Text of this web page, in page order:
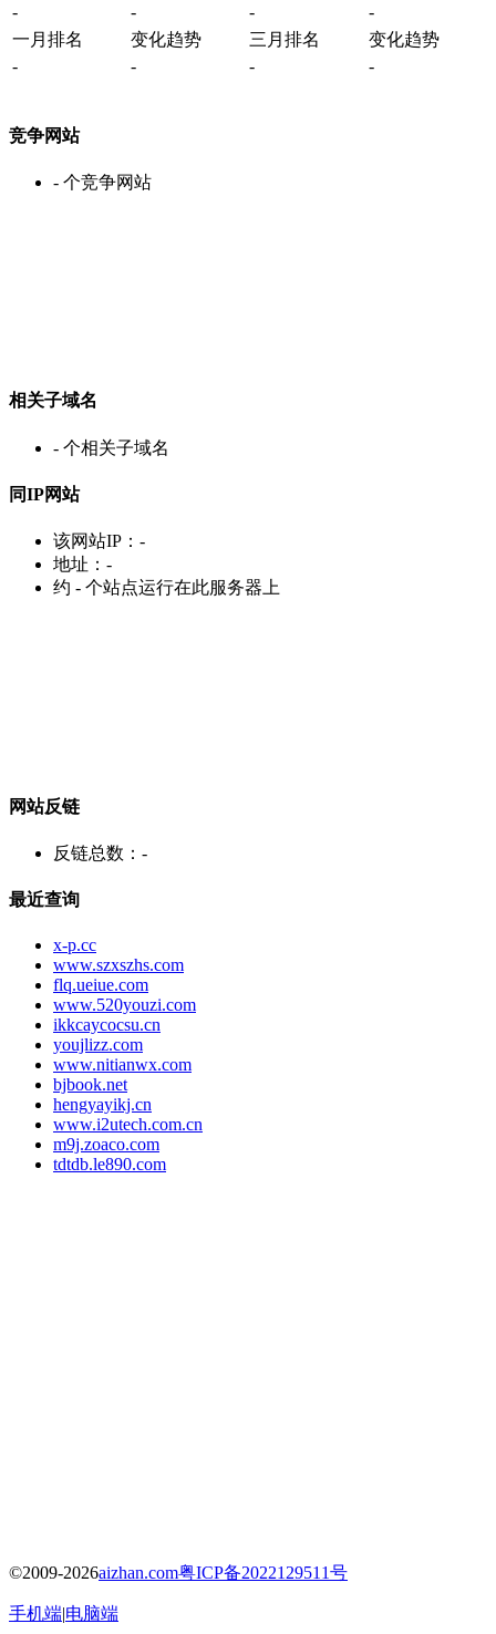
-
- -
-
一月排名
变化趋势 三月排名
变化趋势
-
- - -
竞争网站
- 个竞争网站
相关子域名
- 个相关子域名
同IP网站
该网站IP： -
地址： -
约 - 个站点运行在此服务器上
网站反链
反链总数： -
最近查询
x-p.cc
www.szxszhs.com
flq.ueiue.com
www.520youzi.com
ikkcaycocsu.cn
youjlizz.com
www.nitianwx.com
bjbook.net
hengyayikj.cn
www.i2utech.com.cn
m9j.zoaco.com
tdtdb.le890.com
©2009-2026aizhan.com粤ICP备2022129511号
手机端|电脑端